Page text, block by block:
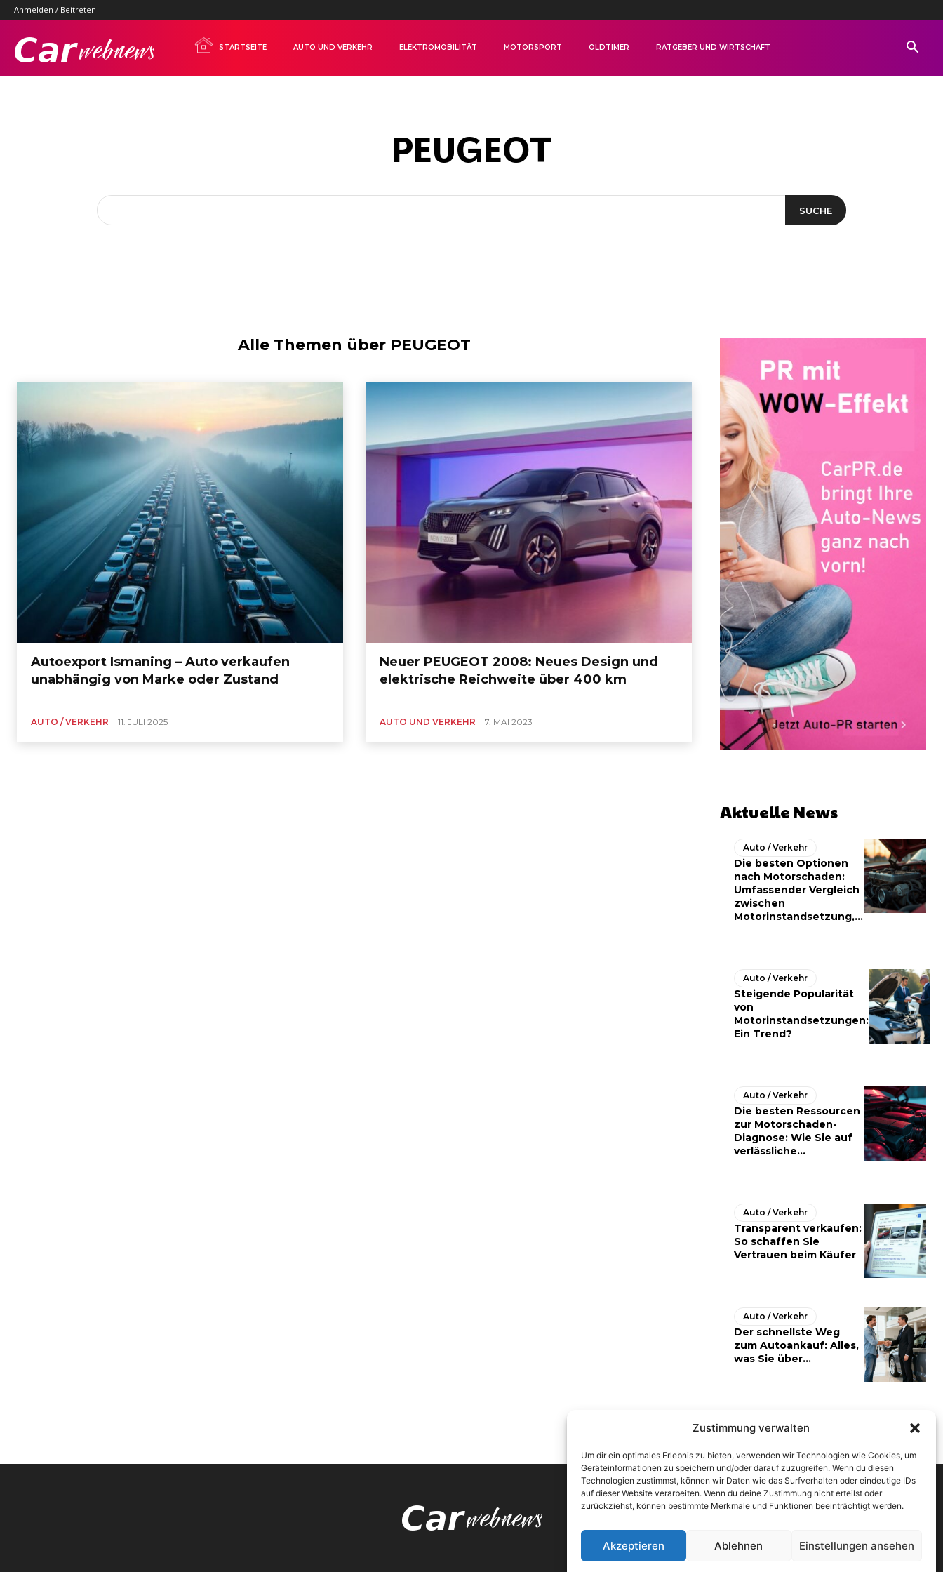
Zustimmung verwalten
Um dir ein optimales Erlebnis zu bieten, verwenden wir Technologien wie Cookies, um
Geräteinformationen zu speichern und/oder darauf zuzugreifen. Wenn du diesen
Technologien zustimmst, können wir Daten wie das Surfverhalten oder eindeutige IDs
auf dieser Website verarbeiten. Wenn du deine Zustimmung nicht erteilst oder
zurückziehst, können bestimmte Merkmale und Funktionen beeinträchtigt werden.
Akzeptieren Ablehnen Einstellungen ansehen
Anmelden / Beitreten
Carwebnews.comSTARTSEITE AUTO UND VERKEHR ELEKTROMOBILITÄT MOTORSPORT OLDTIMER RATGEBER UND WIRTSCHAFT
PEUGEOT
SUCHE
Alle Themen über PEUGEOT
Autoexport Ismaning – Auto verkaufen
unabhängig von Marke oder Zustand
AUTO / VERKEHR 11. JULI 2025
Neuer PEUGEOT 2008: Neues Design und
elektrische Reichweite über 400 km
AUTO UND VERKEHR 7. MAI 2023
Aktuelle News
Auto / Verkehr
Die besten Optionen
nach Motorschaden:
Umfassender Vergleich
zwischen
Motorinstandsetzung,...
Auto / Verkehr
Steigende Popularität
von
Motorinstandsetzungen:
Ein Trend?
Auto / Verkehr
Die besten Ressourcen
zur Motorschaden-
Diagnose: Wie Sie auf
verlässliche...
Auto / Verkehr
Transparent verkaufen:
So schaffen Sie
Vertrauen beim Käufer
Auto / Verkehr
Der schnellste Weg
zum Autoankauf: Alles,
was Sie über...